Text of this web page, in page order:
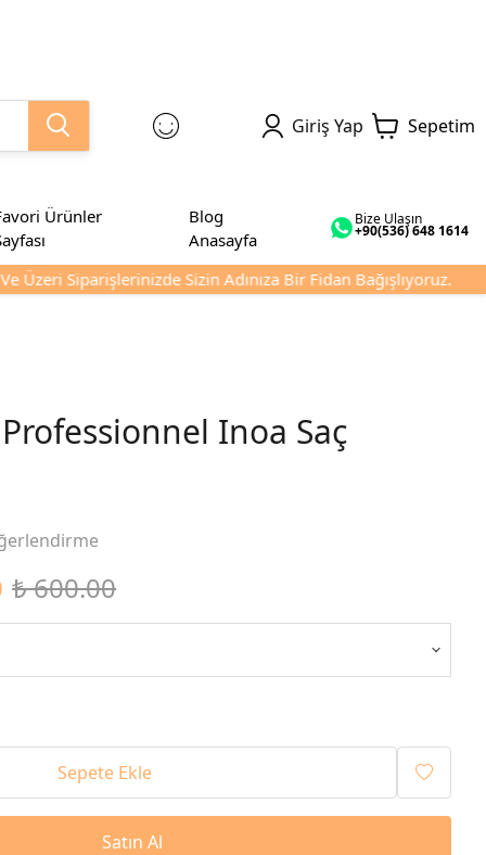
Giriş Yap Sepetim
Ürünler
Blog
Anasayfa
Bize Ulaşın
+90(536) 648 1614
Üzeri Siparişlerinizde Sizin Adınıza Bir Fidan Bağışlıyoruz.
Inoa Saç
₺ 600.00
Sepete Ekle
Satın Al